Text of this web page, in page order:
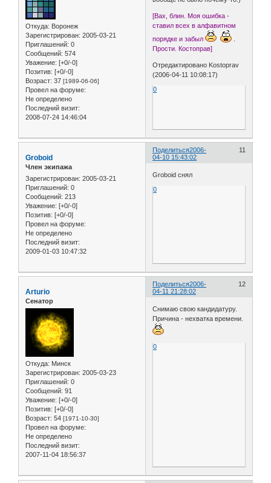
Откуда: Воронеж
Зарегистрирован: 2005-03-21
Приглашений: 0
Сообщений: 574
Уважение: [+0/-0]
Позитив: [+0/-0]
Возраст: 37 [1989-06-06]
Провел на форуме:
Не определено
Последний визит:
2008-07-24 14:46:04
[Вах, блин. Моя ошибка -
ставил всех в алфавитном
порядке и забыл
Прости. Костоправ]
Отредактировано Kostoprav
(2006-04-11 10:08:17)
0
Поделиться 11
2006-
04-10 15:43:02
Groboid
Член экипажа
Зарегистрирован: 2005-03-21
Приглашений: 0
Сообщений: 213
Уважение: [+0/-0]
Позитив: [+0/-0]
Провел на форуме:
Не определено
Последний визит:
2009-01-03 10:47:32
Groboid снял
0
Поделиться 12
2006-
04-11 21:28:02
Arturio
Сенатор
Откуда: Минск
Зарегистрирован: 2005-03-23
Приглашений: 0
Сообщений: 91
Уважение: [+0/-0]
Позитив: [+0/-0]
Возраст: 54 [1971-10-30]
Провел на форуме:
Не определено
Последний визит:
2007-11-04 18:56:37
Снимаю свою кандидатуру.
Причина - нехватка времени.
0